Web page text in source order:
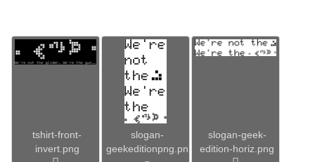
tshirt-front-
invert.png
slogan-
geekeditionpng.pn
slogan-geek-
edition-horiz.png